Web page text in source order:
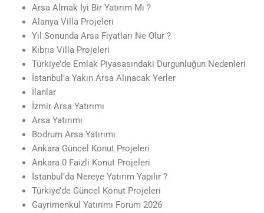
Arsa Almak İyi Bir Yatırım Mı ?
Alanya Villa Projeleri
Yıl Sonunda Arsa Fiyatları Ne Olur ?
Kıbrıs Villa Projeleri
Türkiye’de Emlak Piyasasındaki Durgunluğun Nedenleri
İstanbul’a Yakın Arsa Alınacak Yerler
İlanlar
İzmir Arsa Yatırımı
Arsa Yatırımı
Bodrum Arsa Yatırımı
Ankara Güncel Konut Projeleri
Ankara 0 Faizli Konut Projeleri
İstanbul’da Nereye Yatırım Yapılır ?
Türkiye’de Güncel Konut Projeleri
Gayrimenkul Yatırımı Forum 2026